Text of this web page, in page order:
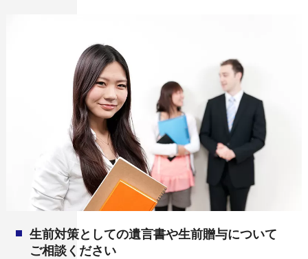
生前対策としての遺言書や生前贈与について
ご相談ください